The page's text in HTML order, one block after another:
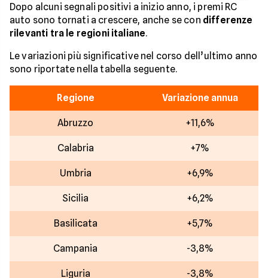
Dopo alcuni segnali positivi a inizio anno, i premi RC
auto sono tornati a crescere, anche se con differenze
rilevanti tra le regioni italiane.
Le variazioni più significative nel corso dell’ultimo anno
sono riportate nella tabella seguente.
Regione Variazione annua
Abruzzo +11,6%
Calabria +7%
Umbria +6,9%
Sicilia +6,2%
Basilicata +5,7%
Campania -3,8%
Liguria -3,8%